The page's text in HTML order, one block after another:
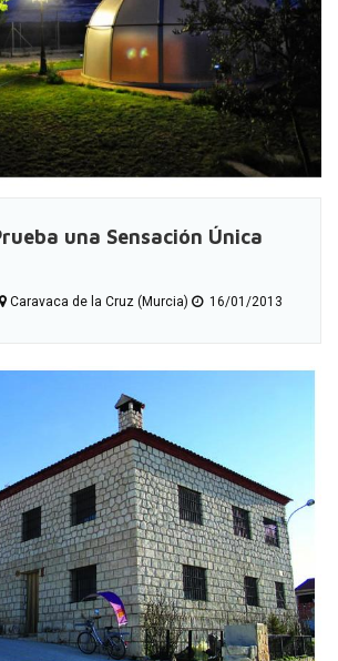
una Sensación Única
Caravaca de la Cruz (Murcia) 16/01/2013